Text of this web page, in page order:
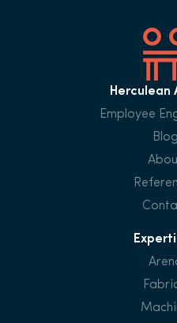
Herculean
Employee
Blog